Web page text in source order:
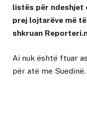
listës për ndeshjet
prej lojtarëve më
shkruan
Ai nuk është ftuar
për atë me Suedinë.